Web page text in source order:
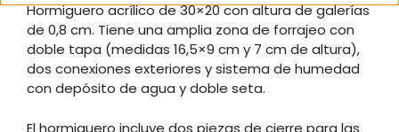
Hormiguero acrílico de 30×20 con altura de galerías
de 0,8 cm. Tiene una amplia zona de forrajeo con
doble tapa (medidas 16,5×9 cm y 7 cm de altura),
dos conexiones exteriores y sistema de humedad
con depósito de agua y doble seta.
El hormiguero incluye dos piezas de cierre para las